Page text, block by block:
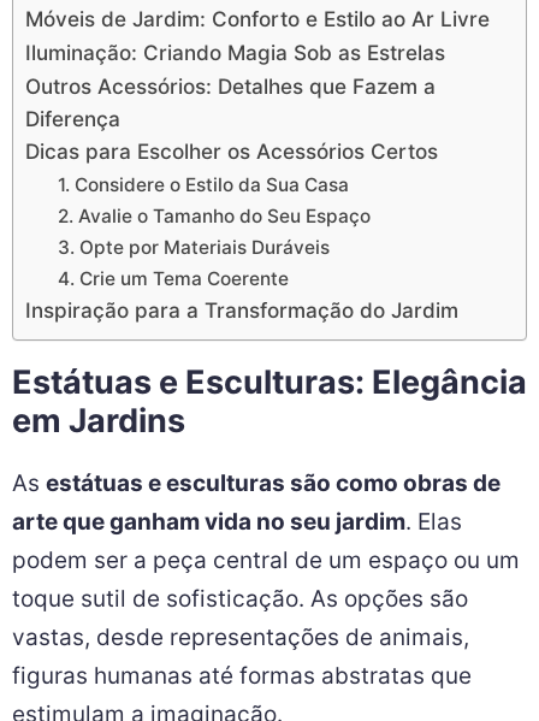
Móveis de Jardim: Conforto e Estilo ao Ar Livre
Iluminação: Criando Magia Sob as Estrelas
Outros Acessórios: Detalhes que Fazem a
Diferença
Dicas para Escolher os Acessórios Certos
1. Considere o Estilo da Sua Casa
2. Avalie o Tamanho do Seu Espaço
3. Opte por Materiais Duráveis
4. Crie um Tema Coerente
Inspiração para a Transformação do Jardim
Estátuas e Esculturas: Elegância
em Jardins
As estátuas e esculturas são como obras de
arte que ganham vida no seu jardim. Elas
podem ser a peça central de um espaço ou um
toque sutil de sofisticação. As opções são
vastas, desde representações de animais,
figuras humanas até formas abstratas que
estimulam a imaginação.